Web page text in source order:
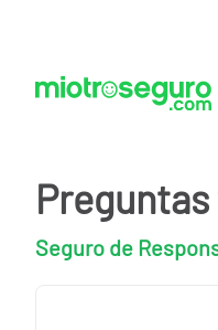
Seguro de